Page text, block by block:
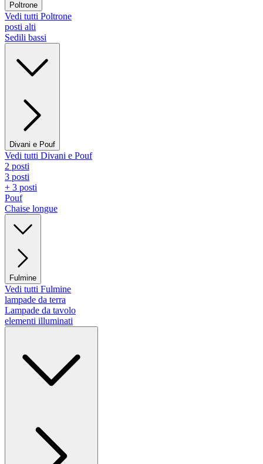
Poltrone
Vedi tutti Poltrone
posti alti
Sedili bassi
Divani e Pouf
Vedi tutti Divani e Pouf
2 posti
3 posti
+ 3 posti
Pouf
Chaise longue
Fulmine
Vedi tutti Fulmine
lampade da terra
Lampade da tavolo
elementi illuminati